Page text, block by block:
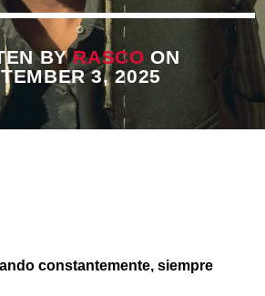
BYRASCO ON
3, 2025
constantemente, siempre